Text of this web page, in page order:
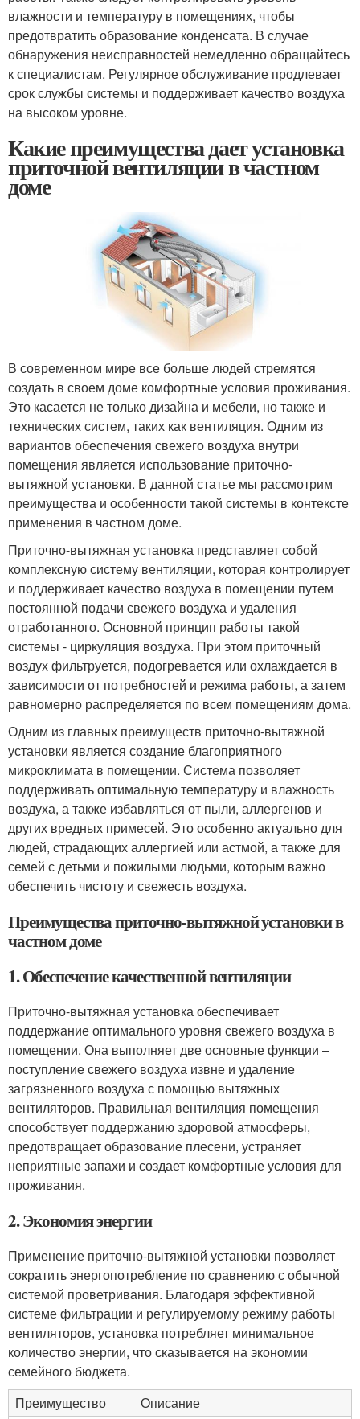
влажности и температуру в помещениях, чтобы
предотвратить образование конденсата. В случае
обнаружения неисправностей немедленно обращайтесь
к специалистам. Регулярное обслуживание продлевает
срок службы системы и поддерживает качество воздуха
на высоком уровне.
Какие преимущества дает установка
приточной вентиляции в частном
доме
В современном мире все больше людей стремятся
создать в своем доме комфортные условия проживания.
Это касается не только дизайна и мебели, но также и
технических систем, таких как вентиляция. Одним из
вариантов обеспечения свежего воздуха внутри
помещения является использование приточно-
вытяжной установки. В данной статье мы рассмотрим
преимущества и особенности такой системы в контексте
применения в частном доме.
Приточно-вытяжная установка представляет собой
комплексную систему вентиляции, которая контролирует
и поддерживает качество воздуха в помещении путем
постоянной подачи свежего воздуха и удаления
отработанного. Основной принцип работы такой
системы - циркуляция воздуха. При этом приточный
воздух фильтруется, подогревается или охлаждается в
зависимости от потребностей и режима работы, а затем
равномерно распределяется по всем помещениям дома.
Одним из главных преимуществ приточно-вытяжной
установки является создание благоприятного
микроклимата в помещении. Система позволяет
поддерживать оптимальную температуру и влажность
воздуха, а также избавляться от пыли, аллергенов и
других вредных примесей. Это особенно актуально для
людей, страдающих аллергией или астмой, а также для
семей с детьми и пожилыми людьми, которым важно
обеспечить чистоту и свежесть воздуха.
Преимущества приточно-вытяжной установки в
частном доме
1. Обеспечение качественной вентиляции
Приточно-вытяжная установка обеспечивает
поддержание оптимального уровня свежего воздуха в
помещении. Она выполняет две основные функции –
поступление свежего воздуха извне и удаление
загрязненного воздуха с помощью вытяжных
вентиляторов. Правильная вентиляция помещения
способствует поддержанию здоровой атмосферы,
предотвращает образование плесени, устраняет
неприятные запахи и создает комфортные условия для
проживания.
2. Экономия энергии
Применение приточно-вытяжной установки позволяет
сократить энергопотребление по сравнению с обычной
системой проветривания. Благодаря эффективной
системе фильтрации и регулируемому режиму работы
вентиляторов, установка потребляет минимальное
количество энергии, что сказывается на экономии
семейного бюджета.
Преимущество
Описание